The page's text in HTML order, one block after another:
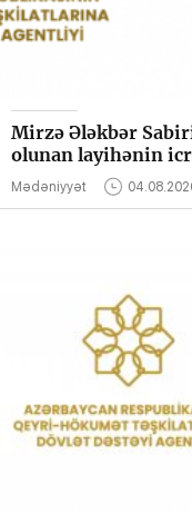
Mirzə Ələkbər
olunan layihənin
Mədəniyyət